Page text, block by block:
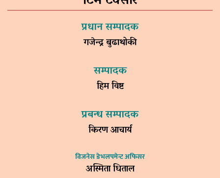
प्रधान सम्पादक
गजेन्द्र बुढाथोकी
सम्पादक
हिम विष्ट
प्रबन्ध सम्पादक
किरण आचार्य
विजनेस डेभलपमेन्ट अफिसर
अस्मिता धिताल